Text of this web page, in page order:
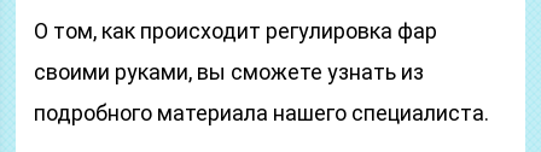
О том, как происходит регулировка фар
своими руками, вы сможете узнать из
подробного материала нашего специалиста.